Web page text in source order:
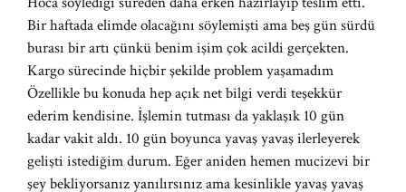
Bir haftada elimde olacağını söylemişti ama beş gün sürdü
burası bir artı çünkü benim işim çok acildi gerçekten.
Kargo sürecinde hiçbir şekilde problem yaşamadım
Özellikle bu konuda hep açık net bilgi verdi teşekkür
ederim kendisine. İşlemin tutması da yaklaşık 10 gün
kadar vakit aldı. 10 gün boyunca yavaş yavaş ilerleyerek
gelişti istediğim durum. Eğer aniden hemen mucizevi bir
şey bekliyorsanız yanılırsınız ama kesinlikle yavaş yavaş